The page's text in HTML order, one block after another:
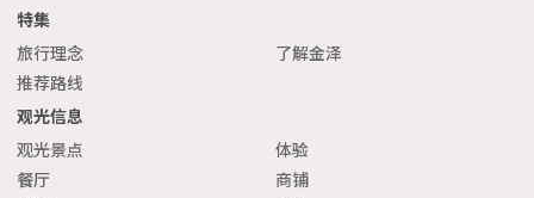
特集
旅行理念
了解金泽
推荐路线
观光信息
观光景点
体验
餐厅
商铺